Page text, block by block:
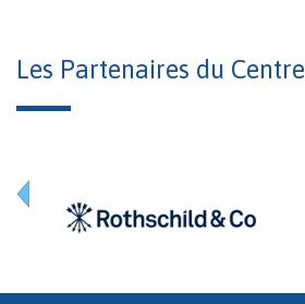
Les Partenaires du Centre